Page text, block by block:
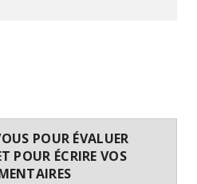
POUR ÉVALUER
POUR ÉCRIRE VOS